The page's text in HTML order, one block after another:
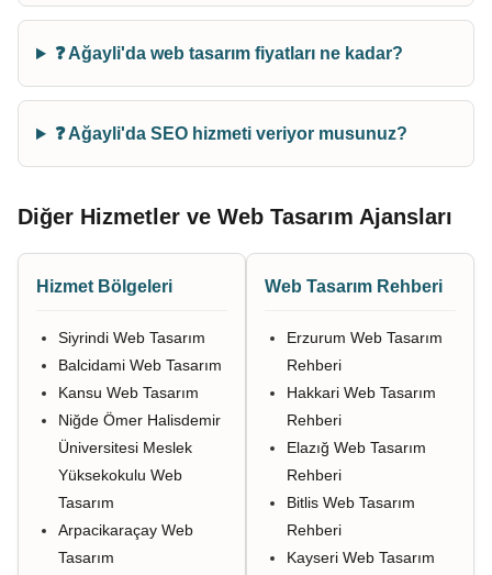
❓ Ağayli'da web tasarım fiyatları ne kadar?
❓ Ağayli'da SEO hizmeti veriyor musunuz?
Diğer Hizmetler ve Web Tasarım Ajansları
Hizmet Bölgeleri
Siyrindi Web Tasarım
Balcidami Web Tasarım
Kansu Web Tasarım
Niğde Ömer Halisdemir
Üniversitesi Meslek
Yüksekokulu Web
Tasarım
Arpacikaraçay Web
Tasarım
Web Tasarım Rehberi
Erzurum Web Tasarım
Rehberi
Hakkari Web Tasarım
Rehberi
Elazığ Web Tasarım
Rehberi
Bitlis Web Tasarım
Rehberi
Kayseri Web Tasarım